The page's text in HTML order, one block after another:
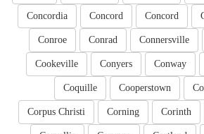
Concord
Concord
Concordia
Connersville
Conrad
Conroe
Conway
Conyers
Cookeville
Cooperstown
Coquille
Corinth
Corning
Corpus Christi